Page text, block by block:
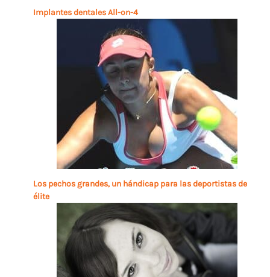
Implantes dentales All-on-4
Los pechos grandes, un hándicap para las deportistas de
élite